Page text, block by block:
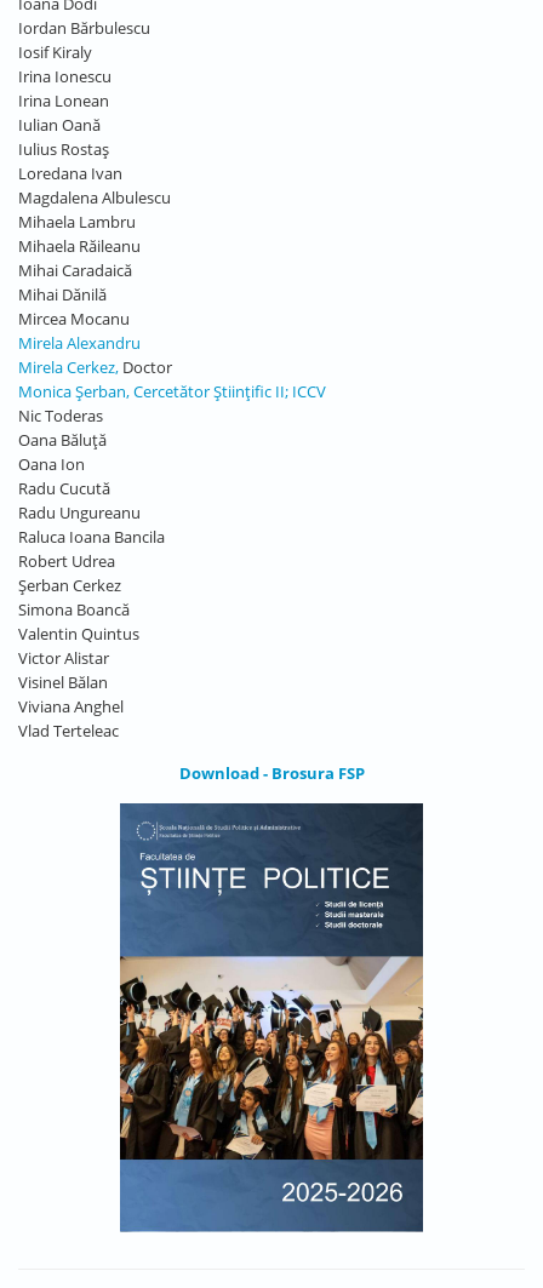
Iordan Bărbulescu
Iosif Kiraly
Irina Ionescu
Irina Lonean
Iulian Oană
Iulius Rostaș
Loredana Ivan
Magdalena Albulescu
Mihaela Lambru
Mihaela Răileanu
Mihai Caradaică
Mihai Dănilă
Mircea Mocanu
Mirela Alexandru
Mirela Cerkez, Doctor
Monica Șerban, Cercetător Științific II; ICCV
Nic Toderas
Oana Băluță
Oana Ion
Radu Cucută
Radu Ungureanu
Raluca Ioana Bancila
Robert Udrea
Șerban Cerkez
Simona Boancă
Valentin Quintus
Victor Alistar
Visinel Bălan
Viviana Anghel
Vlad Terteleac
Download - Brosura FSP